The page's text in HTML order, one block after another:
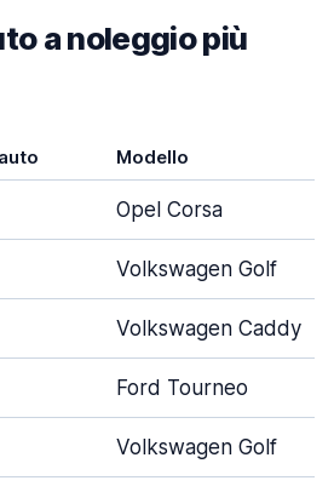
a noleggio più
Modello
Opel Corsa
Volkswagen Golf
Volkswagen Caddy
Ford Tourneo
Volkswagen Golf